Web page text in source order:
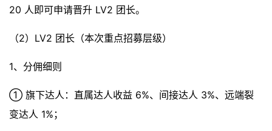
20 人即可申请晋升 LV2 团长。
（2）LV2 团长（本次重点招募层级）
1、分佣细则
① 旗下达人：直属达人收益 6%、间接达人 3%、远端裂
变达人 1%；